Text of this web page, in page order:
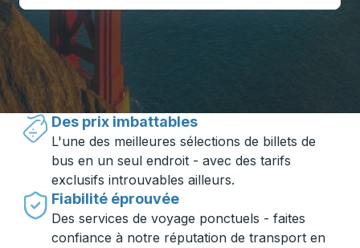
Voyager en toute simplicité avec
Trailways
Des prix imbattables
L'une des meilleures sélections de billets de
bus en un seul endroit - avec des tarifs
exclusifs introuvables ailleurs.
Fiabilité éprouvée
Des services de voyage ponctuels - faites
confiance à notre réputation de transport en